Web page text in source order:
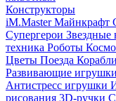
Конструкторы
iM.Master Майнкрафт
Супергерои Звездные
техника Роботы
Цветы Поезда Корабли
Развивающие игрушки
Антистресс игрушки
рисования 3D-ручки